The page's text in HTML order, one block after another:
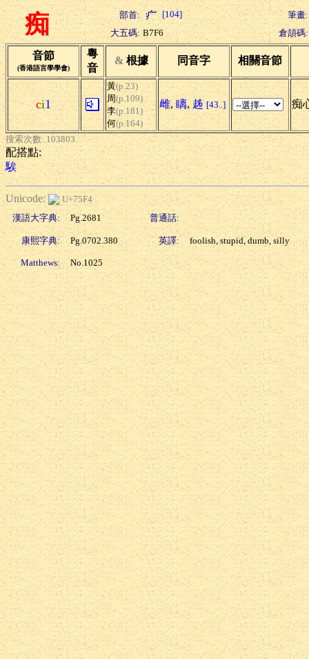
痴 部首: [104]
筆畫:
大五碼: B7F6 倉頡碼:
音節
(香港語言學學會)
粵
音
& 根據 同音字 相關音節
ci1
黃(p.23)
周(p.109)
李(p.181)
何(p.164)
雌, 瞝, 趀 [43..] 痴
搜索次數: 103803
配搭點:
騃
Unicode:
U+75F4
漢語大字典:
Pg.2681 普通話:
康熙字典: Pg.0702.380 英譯: foolish, stupid, dumb, silly
Matthews: No.1025